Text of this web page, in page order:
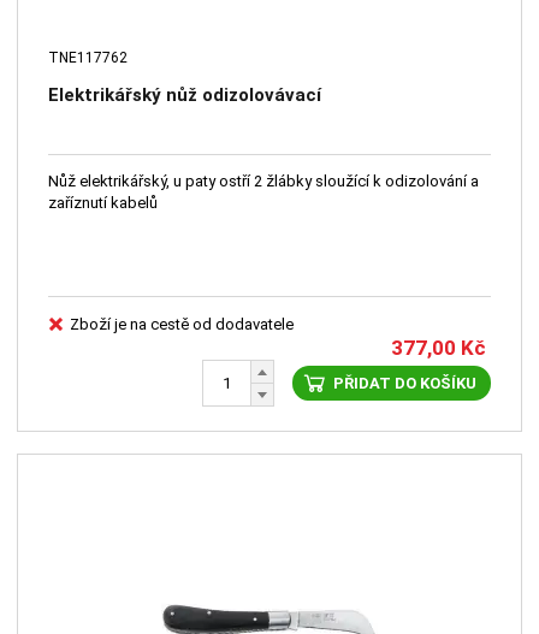
TNE117762
Elektrikářský nůž odizolovávací
Nůž elektrikářský, u paty ostří 2 žlábky sloužící k odizolování a
zaříznutí kabelů
Zboží je na cestě od dodavatele
377,00 Kč
PŘIDAT DO KOŠÍKU